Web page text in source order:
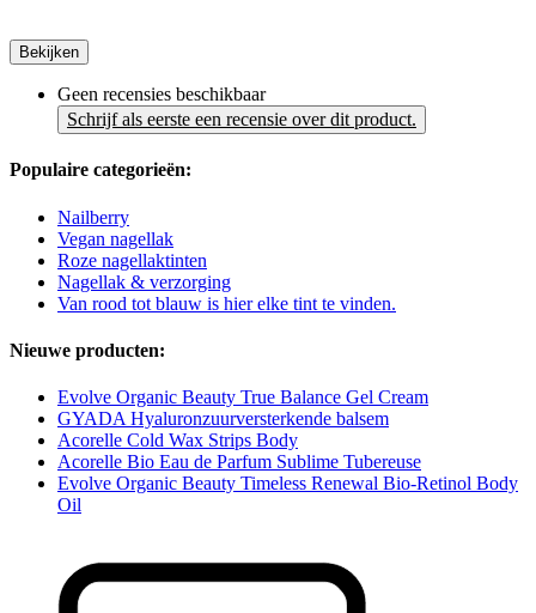
Bekijken
Geen recensies beschikbaar
Schrijf als eerste een recensie over dit product.
Populaire categorieën:
Nailberry
Vegan nagellak
Roze nagellaktinten
Nagellak & verzorging
Van rood tot blauw is hier elke tint te vinden.
Nieuwe producten:
Evolve Organic Beauty True Balance Gel Cream
GYADA Hyaluronzuurversterkende balsem
Acorelle Cold Wax Strips Body
Acorelle Bio Eau de Parfum Sublime Tubereuse
Evolve Organic Beauty Timeless Renewal Bio-Retinol Body
Oil